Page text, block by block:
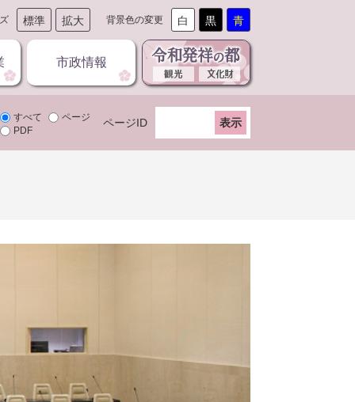
標準 拡大 背景色の変更 白 黒 青
市政情報
すべて
ページ
PDF
ページID